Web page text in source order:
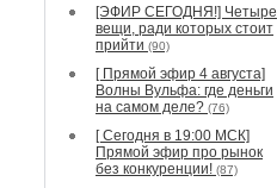
[ЭФИР СЕГОДНЯ!] Четыре
вещи, ради которых стоит
прийти (90)
[ Прямой эфир 4 августа]
Волны Вульфа: где деньги
на самом деле? (76)
[ Сегодня в 19:00 МСК]
Прямой эфир про рынок
без конкуренции! (87)